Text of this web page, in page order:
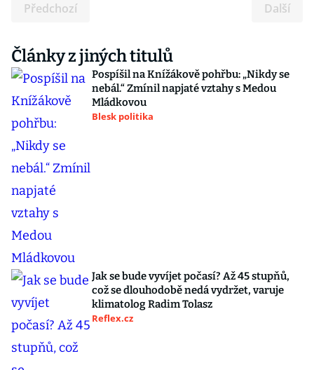
Předchozí Další
Články z jiných titulů
Pospíšil na Knížákově pohřbu: „Nikdy se
nebál.“ Zmínil napjaté vztahy s Medou
Mládkovou
Blesk politika
Jak se bude vyvíjet počasí? Až 45 stupňů,
což se dlouhodobě nedá vydržet, varuje
klimatolog Radim Tolasz
Reflex.cz